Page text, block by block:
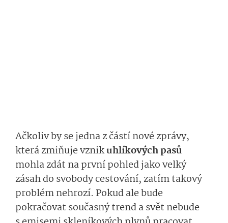
Ačkoliv by se jedna z částí nové zprávy,
která zmiňuje vznikuhlíkových pasů
mohla zdát na první pohled jako velký
zásah do svobody cestování, zatím takový
problém nehrozí. Pokud ale bude
pokračovat současný trend a svět nebude